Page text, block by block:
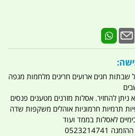
לא כולל שבתות חגים ארועים חריגים מלחמות מגפה
ניתן להחזיר. אסלות מזרנים מטענים פנסים
תרמיות חרמוניות אוהלים משקפות שדה
לאסלות בממד ועוד